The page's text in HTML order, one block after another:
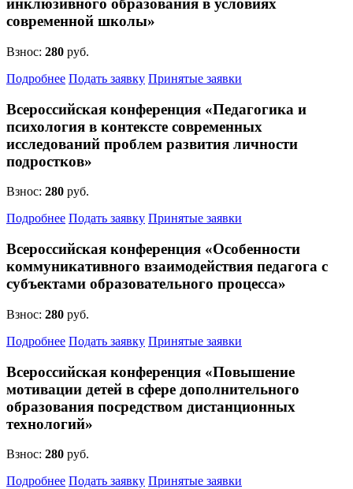
инклюзивного образования в условиях
современной школы»
Взнос: 280 руб.
Подробнее Подать заявку Принятые заявки
Всероссийская конференция «Педагогика и
психология в контексте современных
исследований проблем развития личности
подростков»
Взнос: 280 руб.
Подробнее Подать заявку Принятые заявки
Всероссийская конференция «Особенности
коммуникативного взаимодействия педагога с
субъектами образовательного процесса»
Взнос: 280 руб.
Подробнее Подать заявку Принятые заявки
Всероссийская конференция «Повышение
мотивации детей в сфере дополнительного
образования посредством дистанционных
технологий»
Взнос: 280 руб.
Подробнее Подать заявку Принятые заявки